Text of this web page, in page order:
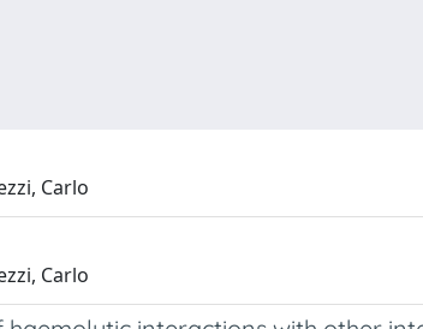
Carlo
Carlo